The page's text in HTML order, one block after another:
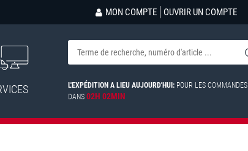
MON COMPTE OUVRIR UN COMPTE
L'EXPÉDITION A LIEU AUJOURD'HUI: POUR LES COMMANDES
DANS02H 02MIN